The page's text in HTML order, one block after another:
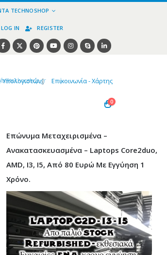
TECHNOSHOP
LOG IN REGISTER
|
Υπολογιστών| Επικοινωνία - Χάρτης
0
Επώνυμα Μεταχειρισμένα –
Ανακατασκευασμένα – Laptops Core2duo,
AMD, I3, I5, Από 80 Ευρώ Με Εγγύηση 1
Χρόνο.